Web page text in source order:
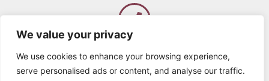
We value your privacy
We use cookies to enhance your browsing experience,
serve personalised ads or content, and analyse our traffic.
Καλέστε μας
Δευτ – Τετ. – Σαβ. : 10:00 – 15:00
Τρίτ. – Πέμπτ. – Παρ. : 10:00 – 21:00